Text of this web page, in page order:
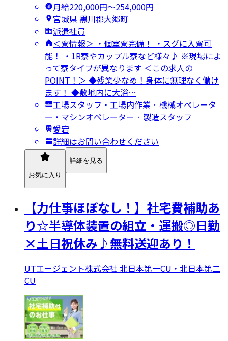
月給220,000円〜254,000円
宮城県 黒川郡大郷町
派遣社員
＜寮情報＞ ・個室寮完備！ ・スグに入寮可
能！ ・1R寮やカップル寮など様々♪ ※現場によ
って寮タイプが異なります ＜この求人の
POINT！＞ ◆残業少なめ！身体に無理なく働け
ます！ ◆敷地内に大浴…
工場スタッフ・工場内作業 · 機械オペレータ
ー・マシンオペレーター · 製造スタッフ
愛宕
詳細はお問い合わせください
お気に入り
詳細を見る
【力仕事ほぼなし！】社宅費補助あ
り☆半導体装置の組立・運搬◎日勤
×土日祝休み♪無料送迎あり！
UTエージェント株式会社 北日本第一CU・北日本第二
CU